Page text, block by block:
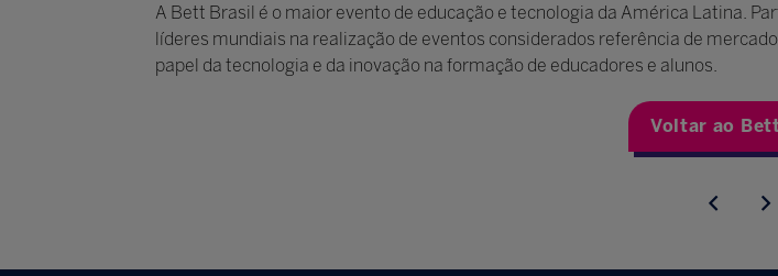
A Bett Brasil é o maior evento de educação e tecnologia da América Latina.
líderes mundiais na realização de eventos considerados referência de
papel da tecnologia e da inovação na formação de educadores e alunos.
Voltar ao